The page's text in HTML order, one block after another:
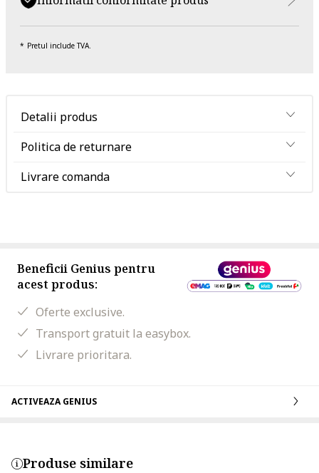
Pretul include TVA.
Detalii produs
Politica de returnare
Livrare comanda
Beneficii Genius pentru
acest produs:
Oferte exclusive.
Transport gratuit la easybox.
Livrare prioritara.
ACTIVEAZA GENIUS
Produse similare